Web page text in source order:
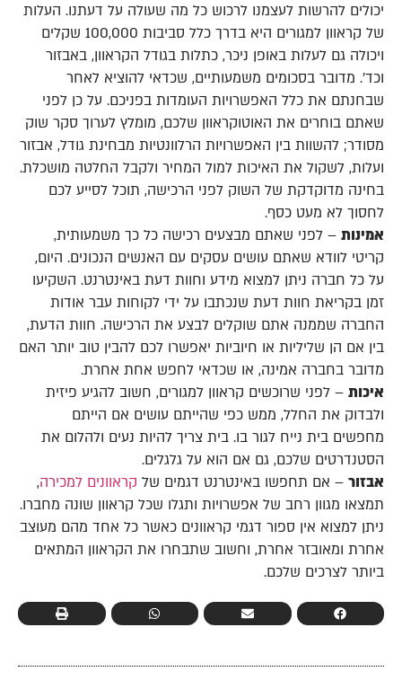
יכולים להרשות לעצמנו לרכוש כל מה שעולה על דעתנו. העלות
של קראוון למגורים היא בדרך כלל סביבות 100,000 שקלים
ויכולה גם לעלות באופן ניכר, כתלות בגודל הקראוון, באבזור
וכד'. מדובר בסכומים משמעותיים, שכדאי להוציא לאחר
שבחנתם את כלל האפשרויות העומדות בפניכם. על כן לפני
שאתם בוחרים את האוטוקראוון שלכם, מומלץ לערוך סקר שוק
מסודר; להשוות בין האפשרויות הרלוונטיות מבחינת גודל, אבזור
ועלות, לשקול את האיכות למול המחיר ולקבל החלטה מושכלת.
בחינה מדוקדקת של השוק לפני הרכישה, תוכל לסייע לכם
לחסוך לא מעט כסף.
אמינות – לפני שאתם מבצעים רכישה כל כך משמעותית,
קריטי לוודא שאתם עושים עסקים עם האנשים הנכונים. היום,
על כל חברה ניתן למצוא מידע וחוות דעת באינטרנט. השקיעו
זמן בקריאת חוות דעת שנכתבו על ידי לקוחות עבר אודות
החברה שממנה אתם שוקלים לבצע את הרכישה. חוות הדעת,
בין אם הן שליליות או חיוביות יאפשרו לכם להבין טוב יותר האם
מדובר בחברה אמינה, או שכדאי לחפש אחת אחרת.
איכות – לפני שרוכשים קראוון למגורים, חשוב להגיע פיזית
ולבדוק את החלל, ממש כפי שהייתם עושים אם הייתם
מחפשים בית נייח לגור בו. בית צריך להיות נעים ולהלום את
הסטנדרטים שלכם, גם אם הוא על גלגלים.
אבזור – אם תחפשו באינטרנט דגמים של קראוונים למכירה,
תמצאו מגוון רחב של אפשרויות ותגלו שכל קראוון שונה מחברו.
ניתן למצוא אין ספור דגמי קראוונים כאשר כל אחד מהם מעוצב
אחרת ומאובזר אחרת, וחשוב שתבחרו את הקראוון המתאים
ביותר לצרכים שלכם.